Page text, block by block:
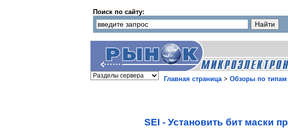
Поиск по сайту:
Главная страница> Обзоры по типам
SEI - Установить бит маски